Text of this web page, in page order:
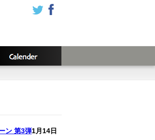
ン 第3弾1月14日